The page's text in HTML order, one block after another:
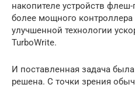
накопителе устройств
более мощного контроллера
улучшенной технологии
TurboWrite.
И поставленная задача
решена. С точки зрения